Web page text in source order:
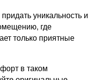
уникальность и
где
только приятные
в таком